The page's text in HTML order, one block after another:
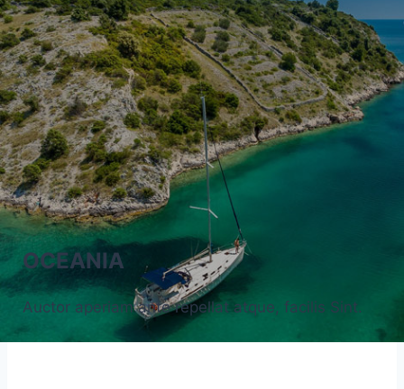
OCEANIA
Auctor aperiam ante repellat atque, facilis Sint.